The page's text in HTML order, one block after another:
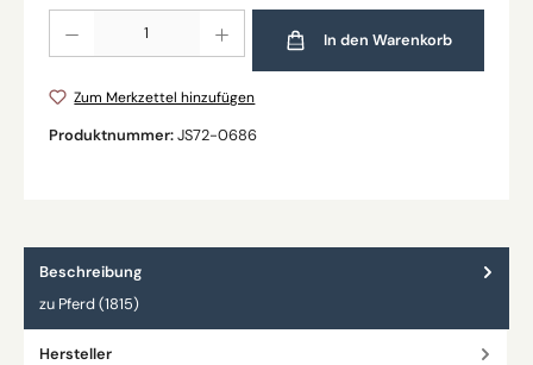
Produkt Anzahl: Gib den gewünschten Wert ein oder benutze die Schaltflächen um die
In den Warenkorb
Zum Merkzettel hinzufügen
Produktnummer:JS72-0686
Beschreibung
zu Pferd (1815)
Hersteller